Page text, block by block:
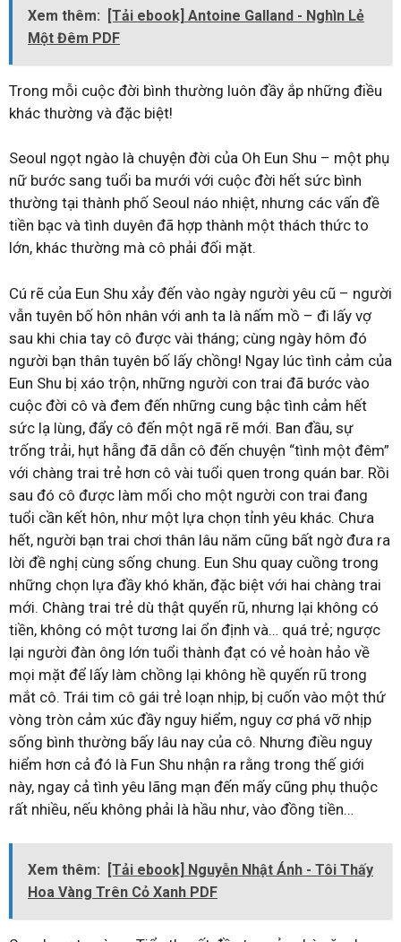
Xem thêm:
[Tải ebook] Antoine Galland - Nghìn Lẻ
Một Đêm PDF
Trong mỗi cuộc đời bình thường luôn đầy ắp những điều
khác thường và đặc biệt!
Seoul ngọt ngào là chuyện đời của Oh Eun Shu – một phụ
nữ bước sang tuổi ba mưới với cuộc đời hết sức bình
thường tại thành phố Seoul náo nhiệt, nhưng các vấn đề
tiền bạc và tình duyên đã hợp thành một thách thức to
lớn, khác thường mà cô phải đối mặt.
Cú rẽ của Eun Shu xảy đến vào ngày người yêu cũ – người
vẫn tuyên bố hôn nhân với anh ta là nấm mồ – đi lấy vợ
sau khi chia tay cô được vài tháng; cùng ngày hôm đó
người bạn thân tuyên bố lấy chồng! Ngay lúc tình cảm của
Eun Shu bị xáo trộn, những người con trai đã bước vào
cuộc đời cô và đem đến những cung bậc tình cảm hết
sức lạ lùng, đẩy cô đến một ngã rẽ mới. Ban đầu, sự
trống trải, hụt hẫng đã dẫn cô đến chuyện “tình một đêm”
với chàng trai trẻ hơn cô vài tuổi quen trong quán bar. Rồi
sau đó cô được làm mối cho một người con trai đang
tuổi cần kết hôn, như một lựa chọn tỉnh yêu khác. Chưa
hết, người bạn trai chơi thân lâu năm cũng bất ngờ đưa ra
lời đề nghị cùng sống chung. Eun Shu quay cuồng trong
những chọn lựa đầy khó khăn, đặc biệt với hai chàng trai
mới. Chàng trai trẻ dù thật quyến rũ, nhưng lại không có
tiền, không có một tương lai ổn định và… quá trẻ; ngược
lại người đàn ông lớn tuổi thành đạt có vẻ hoàn hảo về
mọi mặt để lấy làm chồng lại không hề quyến rũ trong
mắt cô. Trái tim cô gái trẻ loạn nhịp, bị cuốn vào một thứ
vòng tròn cảm xúc đầy nguy hiểm, nguy cơ phá vỡ nhịp
sống bình thường bấy lâu nay của cô. Nhưng điều nguy
hiểm hơn cả đó là Fun Shu nhận ra rằng trong thế giới
này, ngay cả tình yêu lãng mạn đến mấy cũng phụ thuộc
rất nhiều, nếu không phải là hầu như, vào đồng tiền…
Xem thêm:
[Tải ebook] Nguyễn Nhật Ánh - Tôi Thấy
Hoa Vàng Trên Cỏ Xanh PDF